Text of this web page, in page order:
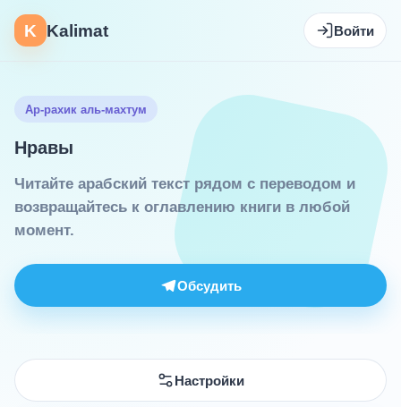
K Kalimat Войти
Ар-рахик аль-махтум
Нравы
Читайте арабский текст рядом с переводом и
возвращайтесь к оглавлению книги в любой
момент.
Обсудить
Настройки